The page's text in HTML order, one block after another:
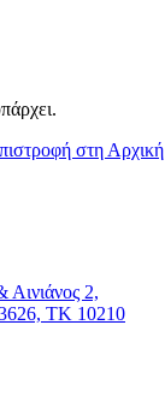
στη Αρχική
2,
ΤΚ 10210